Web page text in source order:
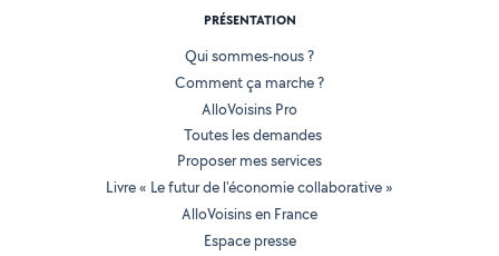
PRÉSENTATION
Qui sommes-nous ?
Comment ça marche ?
AlloVoisins Pro
Toutes les demandes
Proposer mes services
Livre « Le futur de l'économie collaborative »
AlloVoisins en France
Espace presse